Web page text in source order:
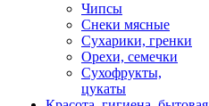
Чипсы
Снеки мясные
Сухарики, гренки
Орехи, семечки
Сухофрукты,
цукаты